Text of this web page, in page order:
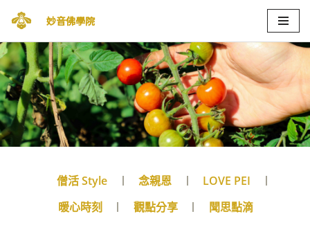
to
content
妙音佛學院
僧活 Style 念親恩
LOVE PEI
暖心時刻
觀點分享 聞思點滴